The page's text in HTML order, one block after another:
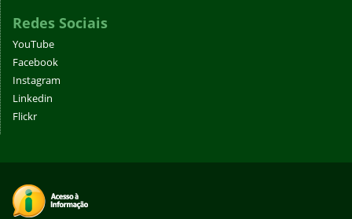
Redes Sociais
YouTube
Facebook
Instagram
Linkedin
Flickr